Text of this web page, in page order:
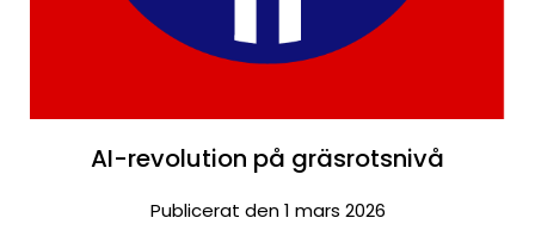
AI-revolution på gräsrotsnivå
Publicerat den 1 mars 2026